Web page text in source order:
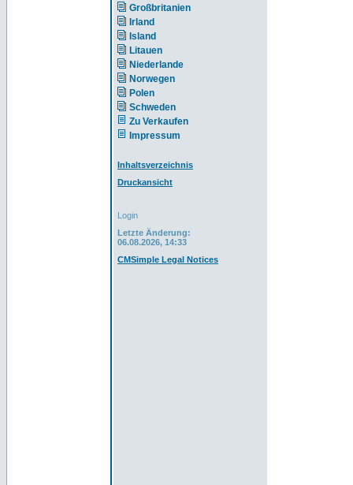
Großbritanien
Irland
Island
Litauen
Niederlande
Norwegen
Polen
Schweden
Zu Verkaufen
Impressum
Inhaltsverzeichnis
Druckansicht
Login
Letzte Änderung:
06.08.2026, 14:33
CMSimple Legal Notices